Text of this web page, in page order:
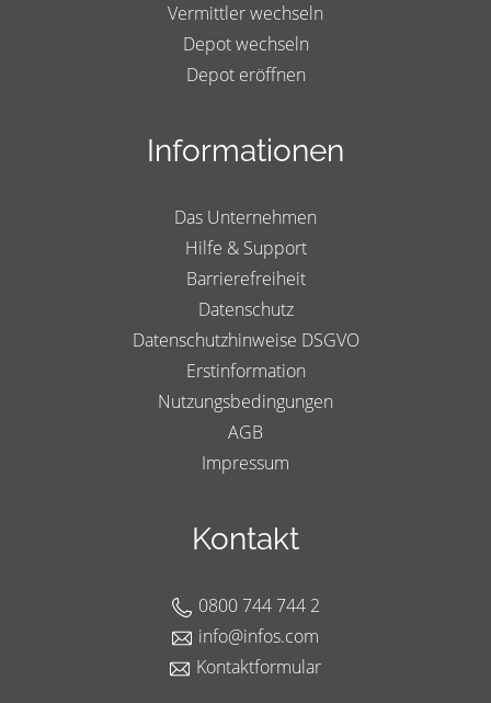
Vermittler wechseln
Depot wechseln
Depot eröffnen
Informationen
Das Unternehmen
Hilfe & Support
Barrierefreiheit
Datenschutz
Datenschutzhinweise DSGVO
Erstinformation
Nutzungsbedingungen
AGB
Impressum
Kontakt
0800 744 744 2
info@infos.com
Kontaktformular